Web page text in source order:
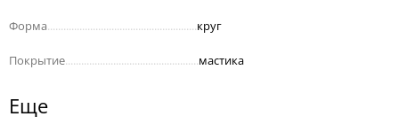
Форма круг
Покрытие мастика
Еще